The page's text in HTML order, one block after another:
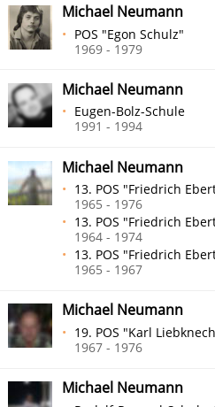
Michael Neumann
POS "Egon Schulz"
1969 - 1979
Michael Neumann
Eugen-Bolz-Schule
1991 - 1994
Michael Neumann
13. POS "Friedrich
1965 - 1976
13. POS "Friedrich
1964 - 1974
13. POS "Friedrich
1965 - 1967
Michael Neumann
19. POS "Karl
1967 - 1976
Michael Neumann